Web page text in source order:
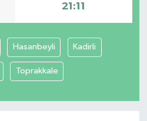
21:11
Hasanbeyli Kadirli
Toprakkale